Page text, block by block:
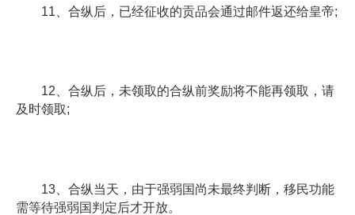
11、合纵后，已经征收的贡品会通过邮件返还给皇帝;
12、合纵后，未领取的合纵前奖励将不能再领取，请
及时领取;
13、合纵当天，由于强弱国尚未最终判断，移民功能
需等待强弱国判定后才开放。